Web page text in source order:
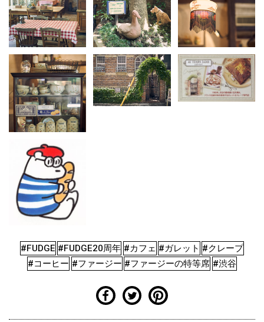
#FUDGE #FUDGE20周年 #カフェ #ガレット #クレープ
#コーヒー #ファージー #ファージーの特等席 #渋谷